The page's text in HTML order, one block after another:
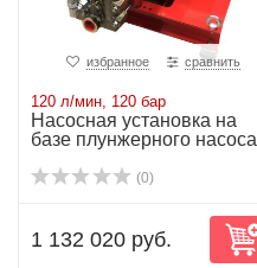
избранное сравнить
120 л/мин, 120 бар
Насосная установка на
базе плунжерного насоса
(0)
1 132 020 руб.